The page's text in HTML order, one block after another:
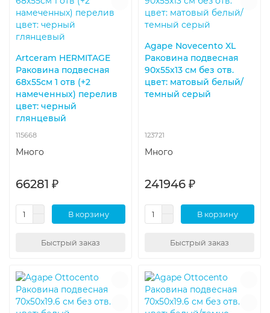
Artceram HERMITAGE
Раковина подвесная
68х55см 1 отв (+2
намеченных) перелив
цвет: черный
глянцевый
115668
Много
66281 ₽
В корзину
Быстрый заказ
Agape Novecento XL
Раковина подвесная
90x55x13 см без отв.
цвет: матовый белый/
темный серый
123721
Много
241946 ₽
В корзину
Быстрый заказ